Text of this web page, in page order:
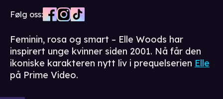
Følg oss:
Feminin, rosa og smart – Elle Woods har
inspirert unge kvinner siden 2001. Nå får den
ikoniske karakteren nytt liv i prequelserien Elle
på Prime Video.